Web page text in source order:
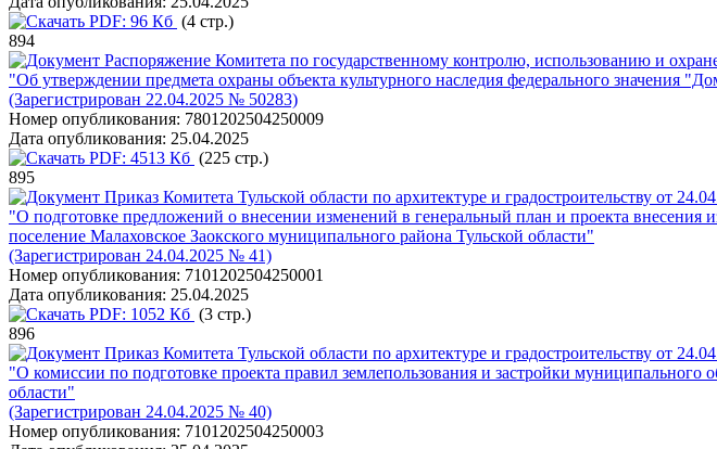
PDF: 96 Кб (4 стр.)
894
Распоряжение Комитета по государственному контролю, использованию и
"Об утверждении предмета охраны объекта культурного наследия федерального значения
(Зарегистрирован 22.04.2025 № 50283)
Номер опубликования: 7801202504250009
Дата опубликования: 25.04.2025
PDF: 4513 Кб (225 стр.)
895
Приказ Комитета Тульской области по архитектуре и градостроительству от
"О подготовке предложений о внесении изменений в генеральный план и проекта внесения
поселение Малаховское Заокского муниципального района Тульской области"
(Зарегистрирован 24.04.2025 № 41)
Номер опубликования: 7101202504250001
Дата опубликования: 25.04.2025
PDF: 1052 Кб (3 стр.)
896
Приказ Комитета Тульской области по архитектуре и градостроительству от
"О комиссии по подготовке проекта правил землепользования и застройки муниципального
области"
(Зарегистрирован 24.04.2025 № 40)
Номер опубликования: 7101202504250003